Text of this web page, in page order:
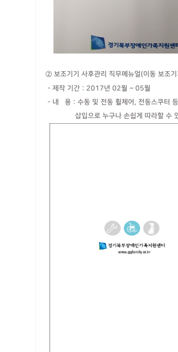
② 보조기기 사후관리 직무메뉴얼(이동 보조
- 제작 기간 : 2017년 02월 ~ 05월
- 내 용 : 수동 및 전동 휠체어, 전동스쿠터
삽입으로 누구나 손쉽게 따라할 수 있